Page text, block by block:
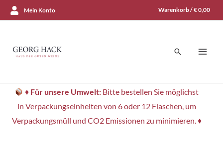
Zum
Inhalt
Mein Konto Warenkorb /€0,00
Suchen
♦ Für unsere Umwelt: Bitte bestellen Sie möglichst
in Verpackungseinheiten von 6 oder 12 Flaschen, um
Verpackungsmüll und CO2 Emissionen zu minimieren. ♦